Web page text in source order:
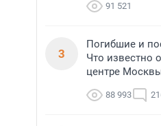
91 521
3
Погибшие и
Что известно
центре
88 993